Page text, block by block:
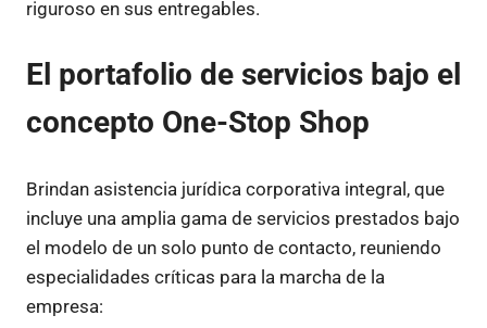
riguroso en sus entregables.
El portafolio de servicios bajo el
concepto One-Stop Shop
Brindan asistencia jurídica corporativa integral, que
incluye una amplia gama de servicios prestados bajo
el modelo de un solo punto de contacto, reuniendo
especialidades críticas para la marcha de la
empresa: